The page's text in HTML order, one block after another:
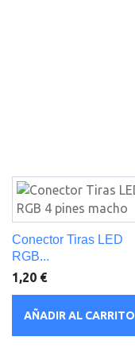
Conector Tiras LED
RGB...
1,20 €
AÑADIR AL CARRITO